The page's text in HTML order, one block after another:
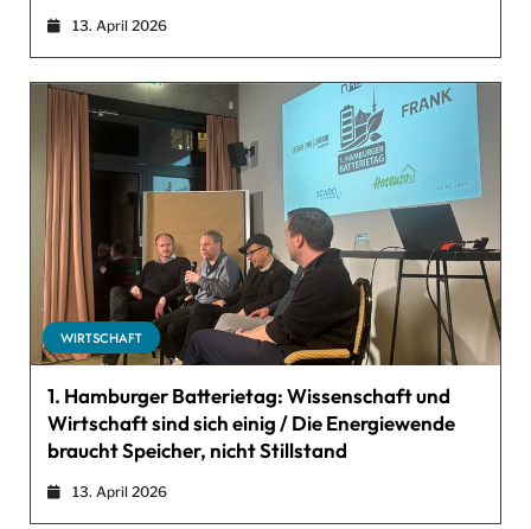
13. April 2026
WIRTSCHAFT
1. Hamburger Batterietag: Wissenschaft und
Wirtschaft sind sich einig / Die Energiewende
braucht Speicher, nicht Stillstand
13. April 2026